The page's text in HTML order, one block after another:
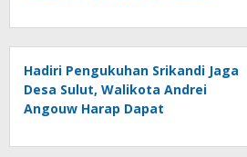
Digital
Hadiri Pengukuhan Srikandi Jaga
Desa Sulut, Walikota Andrei
Angouw Harap Dapat
bagi Pembangunan